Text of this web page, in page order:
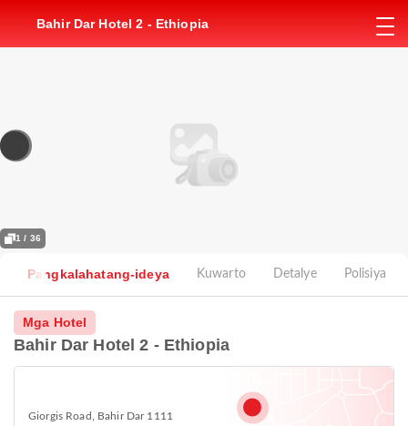
Bahir Dar Hotel 2 - Ethiopia
1 / 36
Pangkalahatang-ideya Kuwarto Detalye Polisiya
Mga Hotel
Bahir Dar Hotel 2 - Ethiopia
Giorgis Road, Bahir Dar 1111